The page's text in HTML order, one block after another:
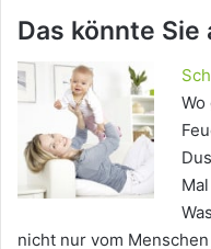
Das könnte
nicht nur vom